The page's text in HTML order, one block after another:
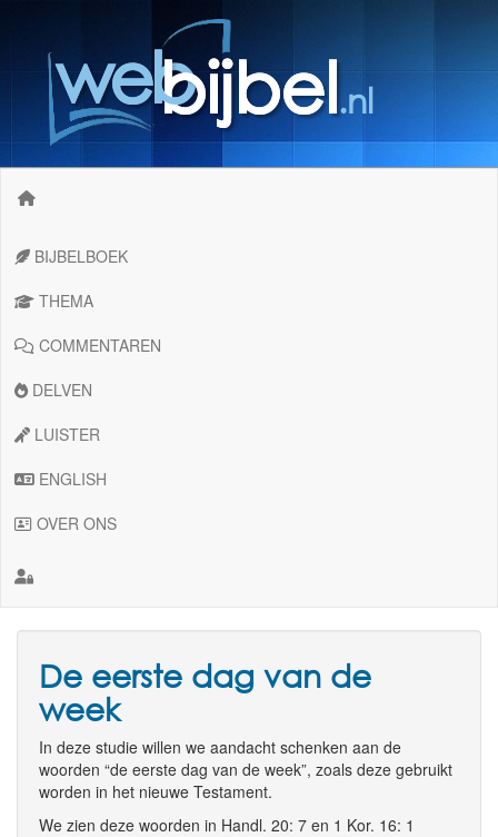
BIJBELBOEK
THEMA
COMMENTAREN
DELVEN
LUISTER
ENGLISH
OVER ONS
De eerste dag van de
week
In deze studie willen we aandacht schenken aan de
woorden “de eerste dag van de week”, zoals deze gebruikt
worden in het nieuwe Testament.
We zien deze woorden in Handl. 20: 7 en 1 Kor. 16: 1